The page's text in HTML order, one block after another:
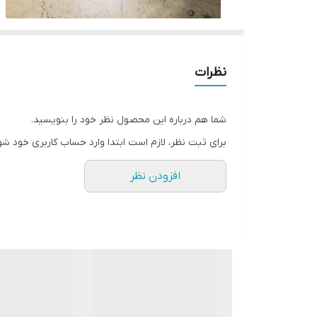
نظرات
شما هم درباره این محصول نظر خود را بنویسید.
برای ثبت نظر، لازم است ابتدا وارد حساب کاربری خود
افزودن نظر